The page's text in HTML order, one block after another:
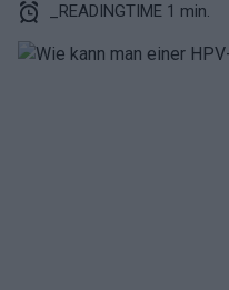
_READINGTIME 1 min.